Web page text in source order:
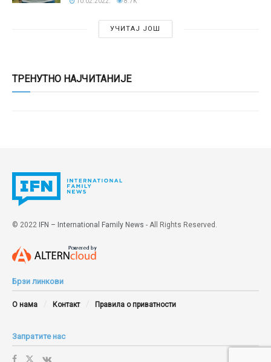
УЧИТАЈ ЈОШ
ТРЕНУТНО НАЈЧИТАНИЈЕ
© 2022 IFN – International Family News - All Rights Reserved.
Брзи линкови
О нама Контакт Правила о приватности
Запратите нас